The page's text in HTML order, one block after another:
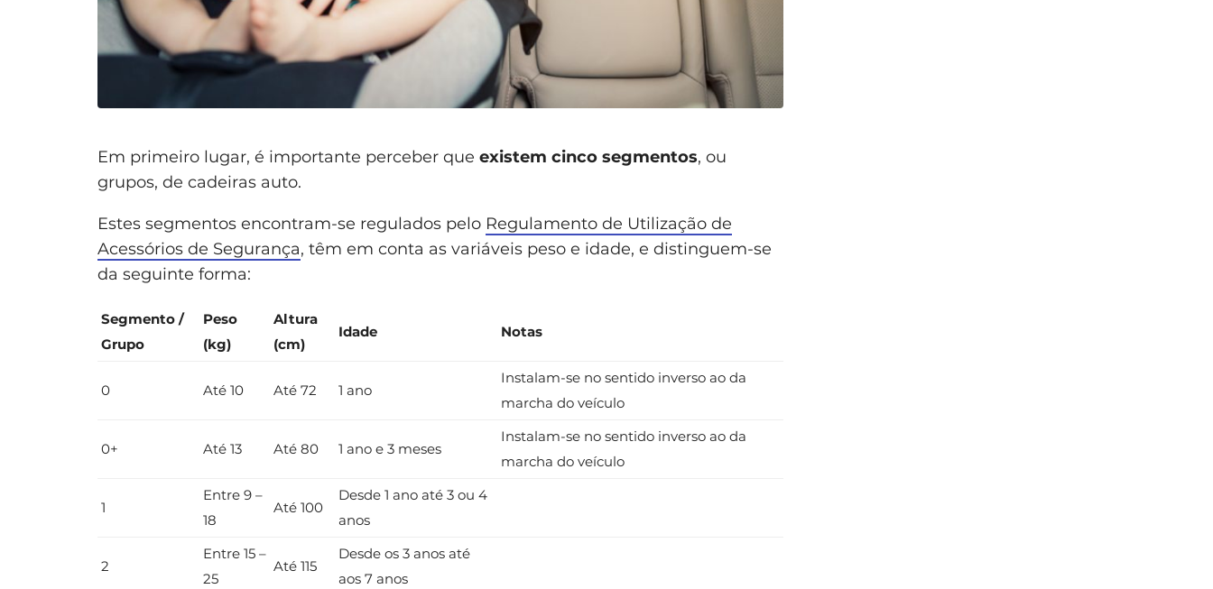
Em primeiro lugar, é importante perceber que existem cinco segmentos, ou
grupos, de cadeiras auto.
Estes segmentos encontram-se regulados pelo Regulamento de Utilização de
Acessórios de Segurança, têm em conta as variáveis peso e idade, e distinguem-se
da seguinte forma:
Segmento /
Grupo
Peso
(kg)
Altura
(cm)
Idade Notas
0 Até 10 Até 72 1 ano
Instalam-se no sentido inverso ao da
marcha do veículo
0+ Até 13 Até 80 1 ano e 3 meses
Instalam-se no sentido inverso ao da
marcha do veículo
1
Entre 9 –
18
Até 100
Desde 1 ano até 3 ou 4
anos
2
Entre 15 –
25
Até 115
Desde os 3 anos até
aos 7 anos